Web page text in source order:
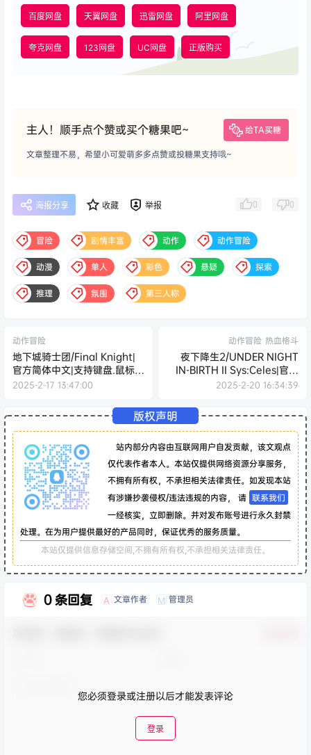
百度网盘 天翼网盘 迅雷网盘 阿里网盘
夸克网盘 123网盘 UC网盘 正版购买
主人！顺手点个赞或买个糖果吧~ 给TA买糖
文章整理不易，希望小可爱萌多多点赞或投糖果支持哦~
海报分享 收藏 举报 0 0
冒险 剧情丰富 动作 动作冒险
动漫 单人 彩色 悬疑 探索
推理 氛围 第三人称
动作冒险
地下城骑士团/Final Knight|
官方简体中文|支持键盘.鼠标.
手柄
2025-2-17 13:47:00
动作冒险 热血格斗
夜下降生2/UNDER NIGHT
IN-BIRTH II Sys:Celes|官方
简体中文
2025-2-20 16:34:39
版权声明
站内部分内容由互联网用户自发贡献，该文观点
仅代表作者本人。本站仅提供网络资源分享服务，
不拥有所有权，不承担相关法律责任。如发现本站
有涉嫌抄袭侵权/违法违规的内容， 请 联系我们
一经核实，立即删除。并对发布账号进行永久封禁
处理。在为用户提供最好的产品同时，保证优秀的服务质量。
本站仅提供信息存储空间,不拥有所有权,不承担相关法律责任。
0 条回复 A 文章作者 M 管理员
您必须登录或注册以后才能发表评论
登录